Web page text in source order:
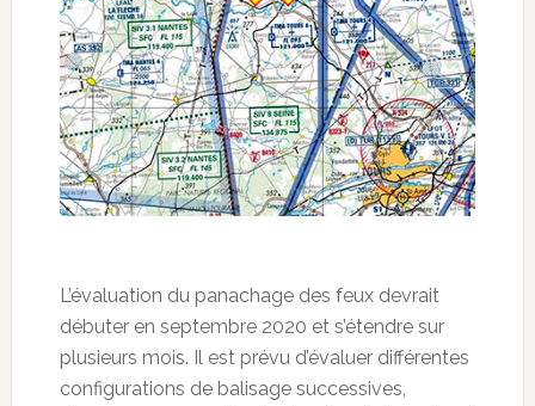
L’évaluation du panachage des feux devrait
débuter en septembre 2020 et s’étendre sur
plusieurs mois. Il est prévu d’évaluer différentes
configurations de balisage successives,